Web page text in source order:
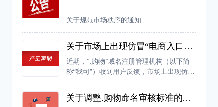
关于规范市场秩序的通知
关于市场上出现仿冒“电商入口专用权证”的严正声明
近期，“.购物”域名注册管理机构（以下简
称“我司”）收到用户反馈，市场上出现仿冒
扰乱市场的正常经营秩序，侵犯了我司的合
法权益。
关于调整.购物命名审核标准的通知